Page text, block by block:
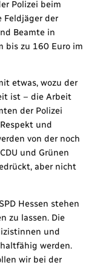
Polizei beim
Feldjäger der
Beamte in
bis zu 160 Euro im
etwas, wozu der
ist – die Arbeit
der Polizei
und
von der noch
und Grünen
aber nicht
Hessen stehen
zu lassen. Die
und
werden.
wir bei der